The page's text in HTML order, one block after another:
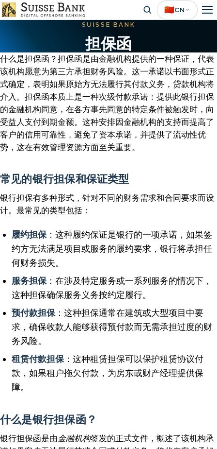
Skip
to
🇨🇳CN
SUISSE BANK
担保函
什么是担保函？担保函是由金融机构提供的一种保证，代表
该机构愿意为第三方承担财务风险。这一承诺以书面形式正
式确定，表明如果原始方无法履行其付款义务，贷款机构将
介入。担保函本质上是一种次级付款承诺：提供此银行担保
的金融机构同意，在各方事先同意的特定条件被触发时，向
受益人支付到期金额。这种安排因金融机构的支持而提高了
客户的信用可靠性，避免了资本承诺，并提供了流动性优
势，这在有效管理资源方面至关重要。
常见的银行担保和保证类型
银行担保有多种形式，针对不同的财务需求和合同要求而设
计。最常见的类型包括：
履约担保：这种履约保证是银行的一项承诺，如果签
约方无法满足项目或服务的履约要求，银行将承担任
何财务损失。
服务担保：在涉及特定服务或一系列服务的情况下，
这种担保确保服务义务按约定履行。
预付款担保：这种担保通常在建筑或大型项目中要
求，确保收款人能够获得预付款而无需承担过度的财
务风险。
租赁付款担保：这种租赁担保可以保护租赁协议付
款，如果租户拖欠付款，为房东或财产经理提供保
障。
什么是银行担保函？
银行担保函是由金融机构签发的正式文件，概述了该机构承